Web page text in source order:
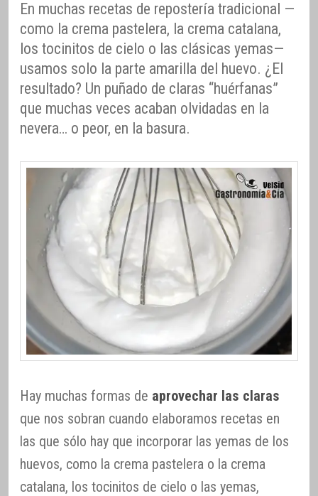
En muchas recetas de repostería tradicional —
como la crema pastelera, la crema catalana,
los tocinitos de cielo o las clásicas yemas—
usamos solo la parte amarilla del huevo. ¿El
resultado? Un puñado de claras “huérfanas”
que muchas veces acaban olvidadas en la
nevera… o peor, en la basura.
Hay muchas formas de aprovechar las claras
que nos sobran cuando elaboramos recetas en
las que sólo hay que incorporar las yemas de los
huevos, como la crema pastelera o la crema
catalana, los tocinitos de cielo o las yemas,